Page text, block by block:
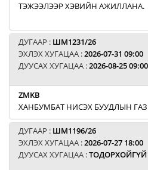
ТЭЖЭЭЛЭЭР ХЭВИЙН АЖИЛЛАНА.
ДУГААР : ШМ1231/26
ЭХЛЭХ ХУГАЦАА :2026-07-31 09:00
ДУУСАХ ХУГАЦАА :2026-08-25 09:00
ZMKB
ХАНБУМБАТ НИСЭХ БУУДЛЫН
ДУГААР : ШМ1196/26
ЭХЛЭХ ХУГАЦАА :2026-07-27 18:00
ДУУСАХ ХУГАЦАА :ТОДОРХОЙГҮЙ